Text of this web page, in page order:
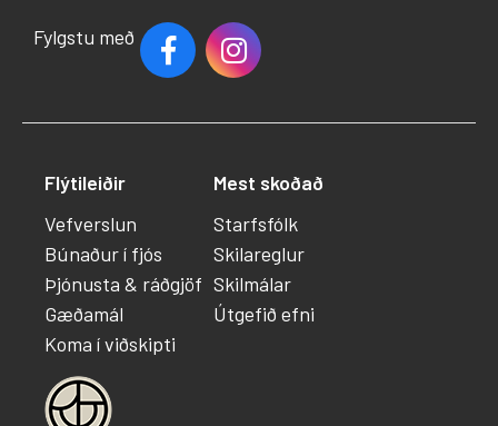
Fylgstu með
Flýtileiðir
Vefverslun
Búnaður í fjós
Þjónusta & ráðgjöf
Gæðamál
Koma í viðskipti
Mest skoðað
Starfsfólk
Skilareglur
Skilmálar
Útgefið efni